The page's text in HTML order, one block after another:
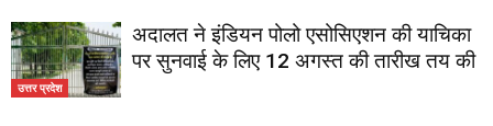
उत्तर प्रदेश
अदालत ने इंडियन पोलो एसोसिएशन की याचिका
पर सुनवाई के लिए 12 अगस्त की तारीख तय की